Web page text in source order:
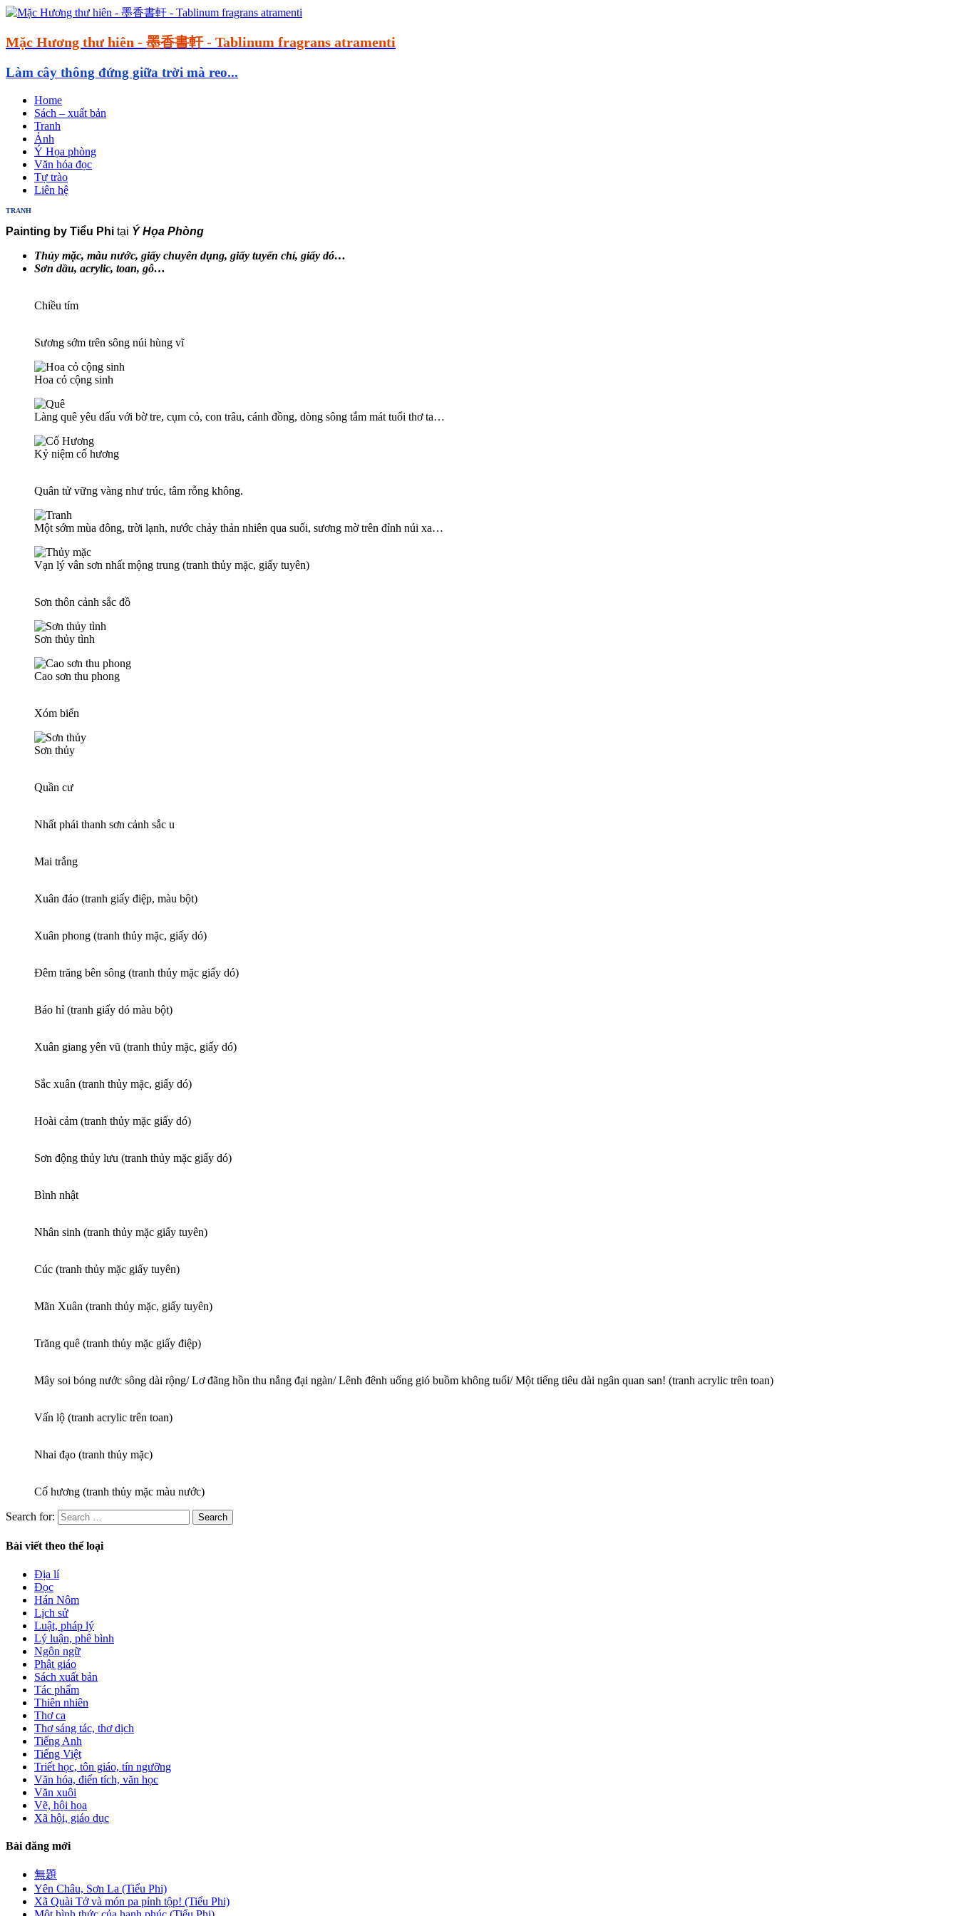
Mặc Hương thư hiên - 墨香書軒 - Tablinum fragrans atramenti
Làm cây thông đứng giữa trời mà reo...
Home
Sách – xuất bản
Tranh
Ảnh
Ý Họa phòng
Văn hóa đọc
Tự trào
Liên hệ
TRANH
Painting by Tiểu Phi tại Ý Họa Phòng
Thủy mặc, màu nước, giấy chuyên dụng, giấy tuyến chỉ, giấy dó…
Sơn dầu, acrylic, toan, gỗ…
Chiều tím
Sương sớm trên sông núi hùng vĩ
Hoa cỏ cộng sinh
Làng quê yêu dấu với bờ tre, cụm cỏ, con trâu, cánh đồng, dòng sông tắm mát tuổi thơ ta…
Kỷ niệm cố hương
Quân tử vững vàng như trúc, tâm rỗng không.
Một sớm mùa đông, trời lạnh, nước chảy thản nhiên qua suối, sương mờ trên đỉnh núi xa…
Vạn lý vân sơn nhất mộng trung (tranh thủy mặc, giấy tuyên)
Sơn thôn cảnh sắc đồ
Sơn thủy tình
Cao sơn thu phong
Xóm biển
Sơn thủy
Quần cư
Nhất phái thanh sơn cảnh sắc u
Mai trắng
Xuân đáo (tranh giấy điệp, màu bột)
Xuân phong (tranh thủy mặc, giấy dó)
Đêm trăng bên sông (tranh thủy mặc giấy dó)
Báo hỉ (tranh giấy dó màu bột)
Xuân giang yên vũ (tranh thủy mặc, giấy dó)
Sắc xuân (tranh thủy mặc, giấy dó)
Hoài cảm (tranh thủy mặc giấy dó)
Sơn động thủy lưu (tranh thủy mặc giấy dó)
Bình nhật
Nhân sinh (tranh thủy mặc giấy tuyên)
Cúc (tranh thủy mặc giấy tuyên)
Mãn Xuân (tranh thủy mặc, giấy tuyên)
Trăng quê (tranh thủy mặc giấy điệp)
Mây soi bóng nước sông dài rộng/ Lơ đãng hồn thu nắng đại ngàn/ Lênh đênh uống gió buồm không tuổi/ Một tiếng tiêu dài ngân quan san! (tranh acrylic trên toan)
Vấn lộ (tranh acrylic trên toan)
Nhai đạo (tranh thủy mặc)
Cố hương (tranh thủy mặc màu nước)
Search for:
Bài viết theo thể loại
Địa lí
Đọc
Hán Nôm
Lịch sử
Luật, pháp lý
Lý luận, phê bình
Ngôn ngữ
Phật giáo
Sách xuất bản
Tác phẩm
Thiên nhiên
Thơ ca
Thơ sáng tác, thơ dịch
Tiếng Anh
Tiếng Việt
Triết học, tôn giáo, tín ngưỡng
Văn hóa, điển tích, văn học
Văn xuôi
Vẽ, hội họa
Xã hội, giáo dục
Bài đăng mới
無題
Yên Châu, Sơn La (Tiểu Phi)
Xã Quài Tở và món pa pỉnh tộp! (Tiểu Phi)